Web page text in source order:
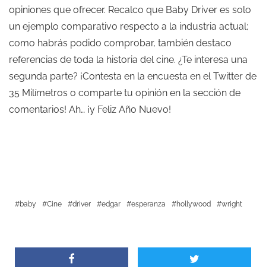
opiniones que ofrecer. Recalco que Baby Driver es solo
un ejemplo comparativo respecto a la industria actual;
como habrás podido comprobar, también destaco
referencias de toda la historia del cine. ¿Te interesa una
segunda parte? ¡Contesta en la encuesta en el Twitter de
35 Milímetros o comparte tu opinión en la sección de
comentarios! Ah… ¡y Feliz Año Nuevo!
baby Cine driver edgar esperanza hollywood wright